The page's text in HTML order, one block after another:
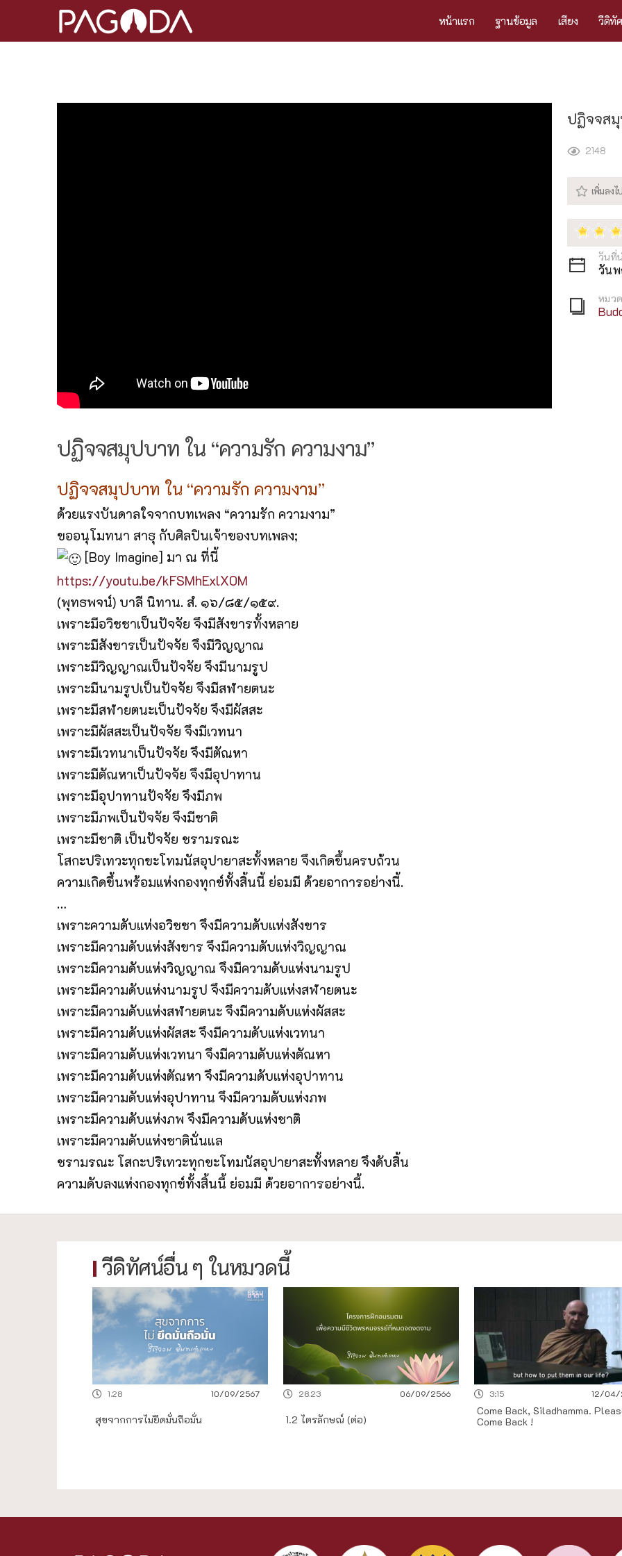
หน้าแรก ฐานข้อมูล เสียง วีดิทั
ปฏิจจสมุปบาท ใน “ความรัก ความงาม”
ปฏิจจสมุ
2148
วันที่
วัน
หมว
ปฏิจจสมุปบาท ใน “ความรัก ความงาม”
ด้วยแรงบันดาลใจจากบทเพลง “ความรัก ความงาม”
ขออนุโมทนา สาธุ กับศิลปินเจ้าของบทเพลง;
[Boy Imagine] มา ณ ที่นี้
https://youtu.be/kFSMhExlX0M
(พุทธพจน์) บาลี นิทาน. สํ. ๑๖/๘๕/๑๕๙.
เพราะมีอวิชชาเป็นปัจจัย จึงมีสังขารทั้งหลาย
เพราะมีสังขารเป็นปัจจัย จึงมีวิญญาณ
เพราะมีวิญญาณเป็นปัจจัย จึงมีนามรูป
เพราะมีนามรูปเป็นปัจจัย จึงมีสฬายตนะ
เพราะมีสฬายตนะเป็นปัจจัย จึงมีผัสสะ
เพราะมีผัสสะเป็นปัจจัย จึงมีเวทนา
เพราะมีเวทนาเป็นปัจจัย จึงมีตัณหา
เพราะมีตัณหาเป็นปัจจัย จึงมีอุปาทาน
เพราะมีอุปาทานปัจจัย จึงมีภพ
เพราะมีภพเป็นปัจจัย จึงมีชาติ
เพราะมีชาติ เป็นปัจจัย ชรามรณะ
โสกะปริเทวะทุกขะโทมนัสอุปายาสะทั้งหลาย จึงเกิดขึ้นครบถ้วน
ความเกิดขึ้นพร้อมแห่งกองทุกข์ทั้งสิ้นนี้ ย่อมมี ด้วยอาการอย่างนี้.
…
เพราะความดับแห่งอวิชชา จึงมีความดับแห่งสังขาร
เพราะมีความดับแห่งสังขาร จึงมีความดับแห่งวิญญาณ
เพราะมีความดับแห่งวิญญาณ จึงมีความดับแห่งนามรูป
เพราะมีความดับแห่งนามรูป จึงมีความดับแห่งสฬายตนะ
เพราะมีความดับแห่งสฬายตนะ จึงมีความดับแห่งผัสสะ
เพราะมีความดับแห่งผัสสะ จึงมีความดับแห่งเวทนา
เพราะมีความดับแห่งเวทนา จึงมีความดับแห่งตัณหา
เพราะมีความดับแห่งตัณหา จึงมีความดับแห่งอุปาทาน
เพราะมีความดับแห่งอุปาทาน จึงมีความดับแห่งภพ
เพราะมีความดับแห่งภพ จึงมีความดับแห่งชาติ
เพราะมีความดับแห่งชาตินั่นแล
ชรามรณะ โสกะปริเทวะทุกขะโทมนัสอุปายาสะทั้งหลาย จึงดับสิ้น
ความดับลงแห่งกองทุกข์ทั้งสิ้นนี้ ย่อมมี ด้วยอาการอย่างนี้.
วีดิทัศน์อื่น ๆ ในหมวดนี้
10/09/2567
1.28
สุขจากการไม่ยึดมั่นถือมั่น
06/09/2566
28.23
1.2 ไตรลักษณ์ (ต่อ)
12/04/
3:15
Come Back, Siladhamma.
Come Back !